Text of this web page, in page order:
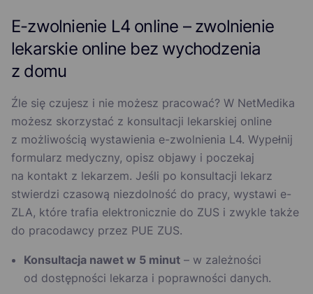
E-zwolnienie L4 online – zwolnienie
lekarskie online bez wychodzenia
z domu
Źle się czujesz i nie możesz pracować? W NetMedika
możesz skorzystać z konsultacji lekarskiej online
z możliwością wystawienia e-zwolnienia L4. Wypełnij
formularz medyczny, opisz objawy i poczekaj
na kontakt z lekarzem. Jeśli po konsultacji lekarz
stwierdzi czasową niezdolność do pracy, wystawi e-
ZLA, które trafia elektronicznie do ZUS i zwykle także
do pracodawcy przez PUE ZUS.
Konsultacja nawet w 5 minut – w zależności
od dostępności lekarza i poprawności danych.